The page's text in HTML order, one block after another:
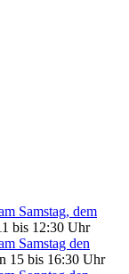
Samstag, dem
bis 12:30 Uhr
Samstag den
15 bis 16:30 Uhr